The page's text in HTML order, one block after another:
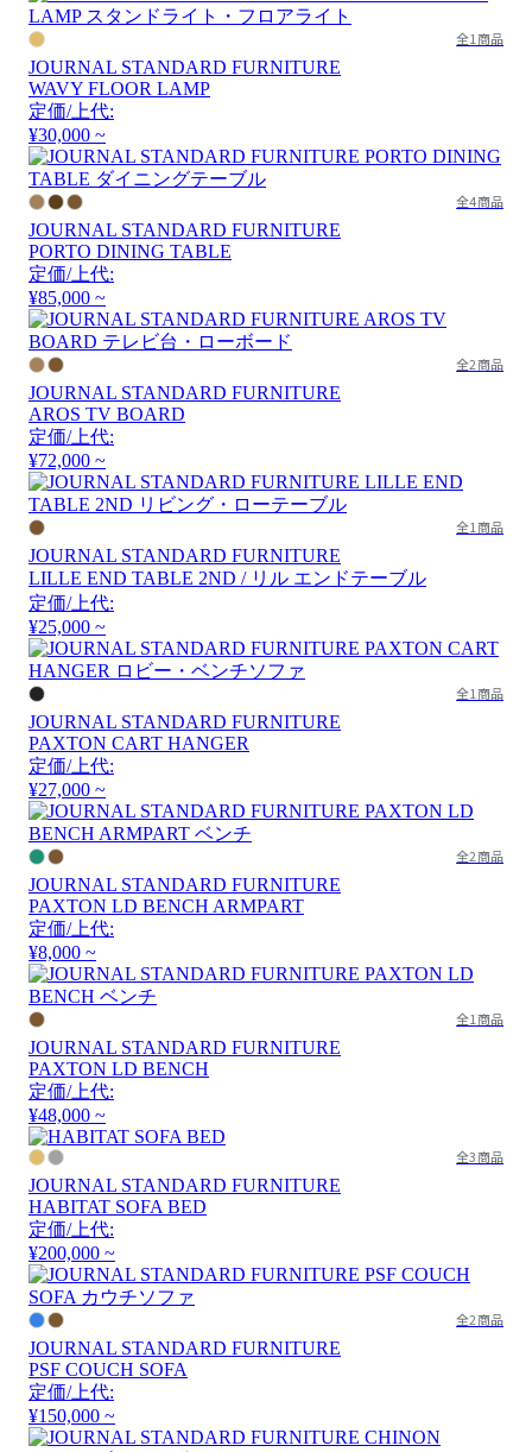
全1商品
JOURNAL STANDARD FURNITURE
WAVY FLOOR LAMP
定価/上代:
¥30,000 ~
全4商品
JOURNAL STANDARD FURNITURE
PORTO DINING TABLE
定価/上代:
¥85,000 ~
全2商品
JOURNAL STANDARD FURNITURE
AROS TV BOARD
定価/上代:
¥72,000 ~
全1商品
JOURNAL STANDARD FURNITURE
LILLE END TABLE 2ND / リル エンドテーブル
定価/上代:
¥25,000 ~
全1商品
JOURNAL STANDARD FURNITURE
PAXTON CART HANGER
定価/上代:
¥27,000 ~
全2商品
JOURNAL STANDARD FURNITURE
PAXTON LD BENCH ARMPART
定価/上代:
¥8,000 ~
全1商品
JOURNAL STANDARD FURNITURE
PAXTON LD BENCH
定価/上代:
¥48,000 ~
全3商品
JOURNAL STANDARD FURNITURE
HABITAT SOFA BED
定価/上代:
¥200,000 ~
全2商品
JOURNAL STANDARD FURNITURE
PSF COUCH SOFA
定価/上代:
¥150,000 ~